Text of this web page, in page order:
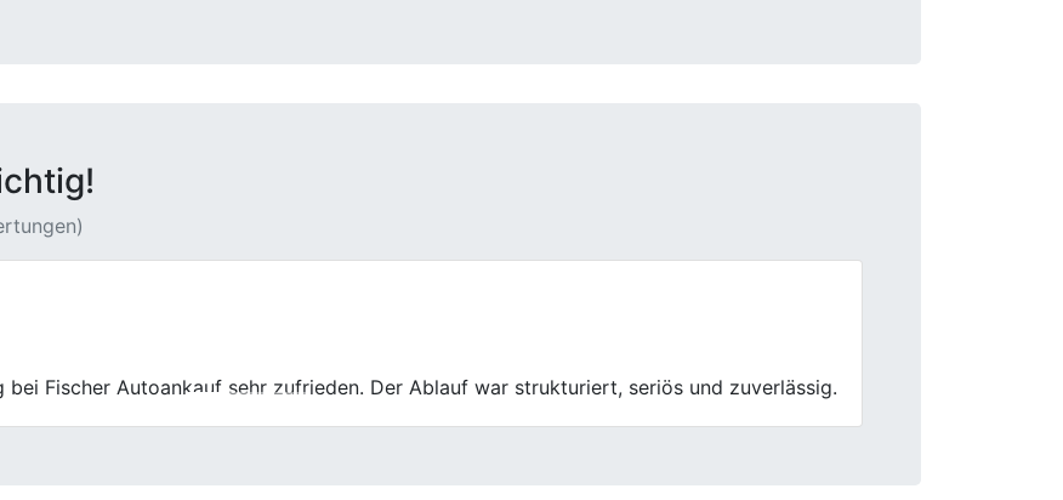
war sehr angenehm. Der Preis war fair, die Abwicklung problemlos, und das Team